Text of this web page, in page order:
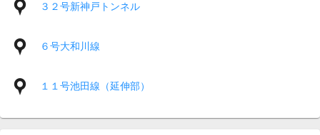
３２号新神戸トンネル
６号大和川線
１１号池田線（延伸部）